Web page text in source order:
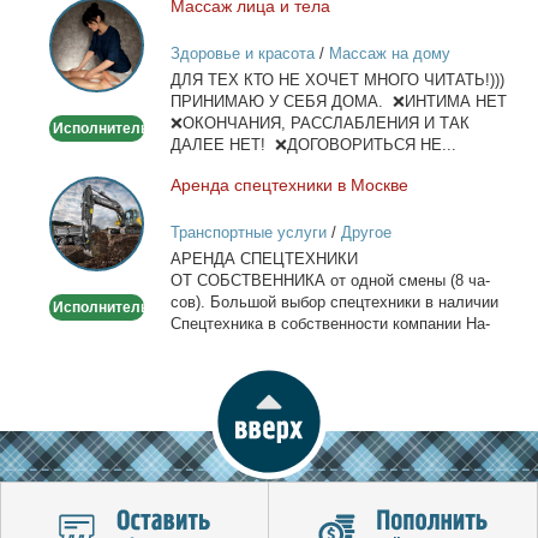
Массаж
лица
и
тела
Исполнитель
Мас­саж ли­ца и те­ла
Здоровье и красота/ Массаж на дому
ДЛЯ ТЕХ КТО НЕ ХОЧЕТ МНОГО ЧИТАТЬ!)))
ПРИНИМАЮ У СЕБЯ ДОМА. ❌ИНТИМА НЕТ
❌ОКОНЧАНИЯ, РАССЛАБЛЕНИЯ И ТАК
ДАЛЕЕ НЕТ! ❌ДОГОВОРИТЬСЯ НЕ...
Аренда
спецтехники
в
Москве
Исполнитель
Арен­да спец­тех­ни­ки в Москве
Транспортные услуги/ Другое
АРЕНДА СПЕЦТЕХНИКИ
ОТ СОБСТВЕННИКА от од­ной сме­ны (8 ча­
сов). Боль­шой вы­бор спец­тех­ни­ки в на­ли­чии
Спец­тех­ни­ка в соб­ствен­но­сти ком­па­нии На­